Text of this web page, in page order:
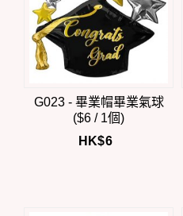
G023 - 畢業帽畢業氣球
($6 / 1個)
HK$6